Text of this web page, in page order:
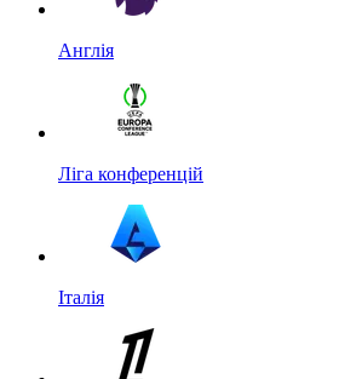
Англія
Ліга конференцій
Італія